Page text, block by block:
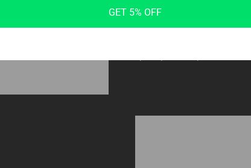
позволяя уверенно
об устойчивости
эффективно использовать
обеспечивая
GET 5% OFF